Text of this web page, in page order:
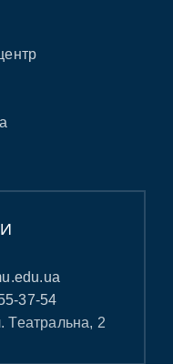
37-54
Театральна, 2